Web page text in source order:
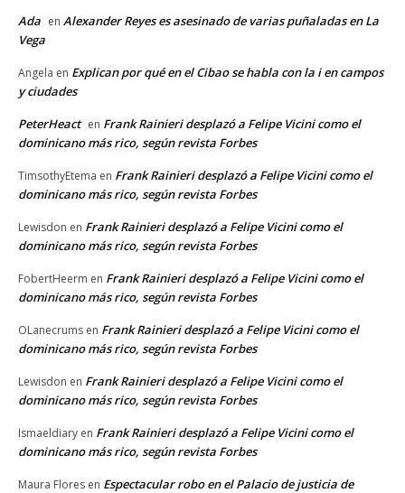
Ada en Alexander Reyes es asesinado de varias puñaladas en La
Vega
Angela en Explican por qué en el Cibao se habla con la i en campos
y ciudades
PeterHeact en Frank Rainieri desplazó a Felipe Vicini como el
dominicano más rico, según revista Forbes
TimsothyEtema en Frank Rainieri desplazó a Felipe Vicini como el
dominicano más rico, según revista Forbes
Lewisdon en Frank Rainieri desplazó a Felipe Vicini como el
dominicano más rico, según revista Forbes
FobertHeerm en Frank Rainieri desplazó a Felipe Vicini como el
dominicano más rico, según revista Forbes
OLanecrums en Frank Rainieri desplazó a Felipe Vicini como el
dominicano más rico, según revista Forbes
Lewisdon en Frank Rainieri desplazó a Felipe Vicini como el
dominicano más rico, según revista Forbes
Ismaeldiary en Frank Rainieri desplazó a Felipe Vicini como el
dominicano más rico, según revista Forbes
Maura Flores en Espectacular robo en el Palacio de justicia de